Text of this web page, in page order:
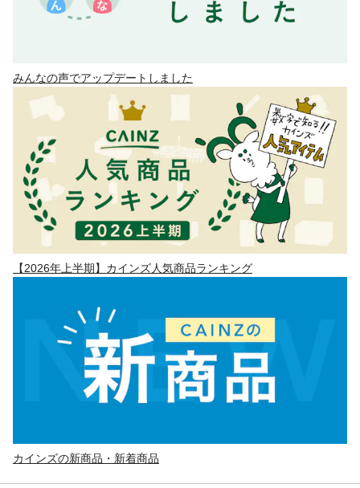
みんなの声でアップデートしました
【2026年上半期】カインズ人気商品ランキング
カインズの新商品・新着商品